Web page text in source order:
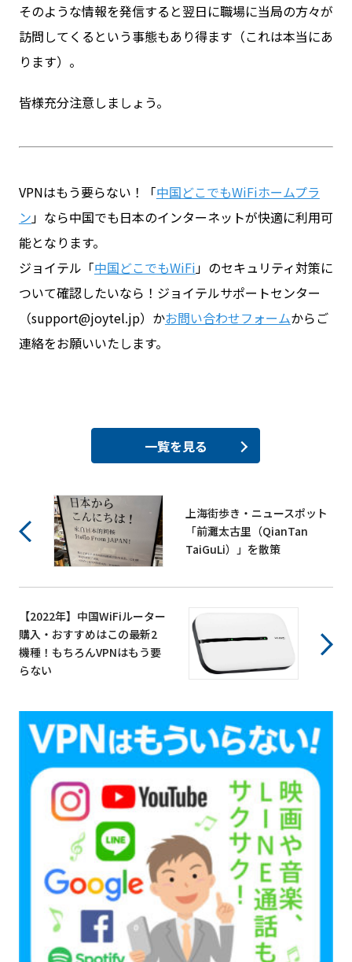
そのような情報を発信すると翌日に職場に当局の方々が
訪問してくるという事態もあり得ます（これは本当にあ
ります）。
皆様充分注意しましょう。
VPNはもう要らない！「中国どこでもWiFiホームプラ
ン」なら中国でも日本のインターネットが快適に利用可
能となります。
ジョイテル「中国どこでもWiFi」のセキュリティ対策に
ついて確認したいなら！ジョイテルサポートセンター
（support@joytel.jp）かお問い合わせフォームからご
連絡をお願いいたします。
一覧を見る
上海街歩き・ニュースポット
「前灘太古里（QianTan
TaiGuLi）」を散策
【2022年】中国WiFiルーター
購入・おすすめはこの最新2
機種！もちろんVPNはもう要
らない